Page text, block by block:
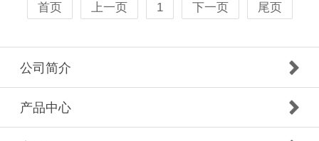
首页 上一页 1 下一页 尾页
公司简介
产品中心